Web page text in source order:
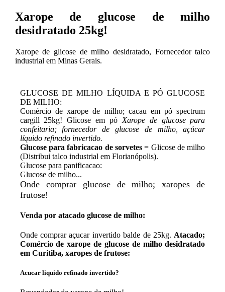
Xarope de glucose de milho
desidratado 25kg!
Xarope de glicose de milho desidratado, Fornecedor talco
industrial em Minas Gerais.
GLUCOSE DE MILHO LÍQUIDA E PÓ GLUCOSE
DE MILHO:
Comércio de xarope de milho; cacau em pó spectrum
cargill 25kg! Glicose em pó Xarope de glucose para
confeitaria; fornecedor de glucose de milho, açúcar
líquido refinado invertido.
Glucose para fabricacao de sorvetes = Glicose de milho
(Distribui talco industrial em Florianópolis).
Glucose para panificacao:
Glucose de milho...
Onde comprar glucose de milho; xaropes de
frutose!
Venda por atacado glucose de milho:
Onde comprar açucar invertido balde de 25kg. Atacado;
Comércio de xarope de glucose de milho desidratado
em Curitiba, xaropes de frutose:
Acucar liquido refinado invertido?